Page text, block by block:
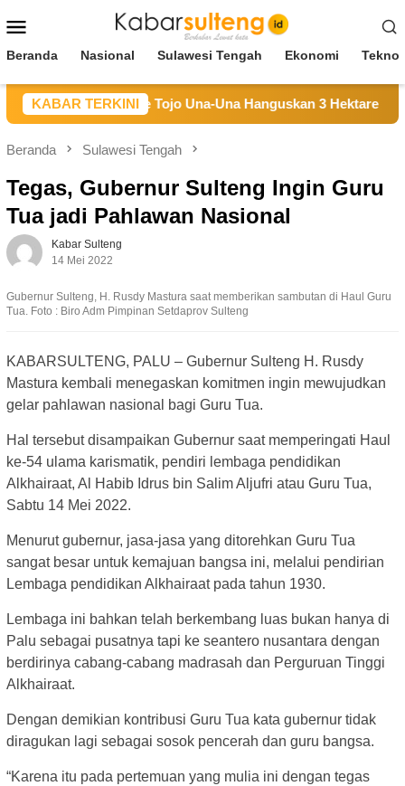
ke
Mobile
Beranda Nasional Sulawesi Tengah Ekonomi
KABAR TERKINI
Hutan di Longge Tojo Una-Una Hanguskan 3 Hektare Lahan
Beranda Sulawesi Tengah
Tegas, Gubernur Sulteng Ingin Guru
Tua jadi Pahlawan Nasional
Kabar Sulteng
14 Mei 2022
Gubernur Sulteng, H. Rusdy Mastura saat memberikan sambutan di Haul Guru
Tua. Foto : Biro Adm Pimpinan Setdaprov Sulteng
KABARSULTENG, PALU – Gubernur Sulteng H. Rusdy
Mastura kembali menegaskan komitmen ingin mewujudkan
gelar pahlawan nasional bagi Guru Tua.
Hal tersebut disampaikan Gubernur saat memperingati Haul
ke-54 ulama karismatik, pendiri lembaga pendidikan
Alkhairaat, Al Habib Idrus bin Salim Aljufri atau Guru Tua,
Sabtu 14 Mei 2022.
Menurut gubernur, jasa-jasa yang ditorehkan Guru Tua
sangat besar untuk kemajuan bangsa ini, melalui pendirian
Lembaga pendidikan Alkhairaat pada tahun 1930.
Lembaga ini bahkan telah berkembang luas bukan hanya di
Palu sebagai pusatnya tapi ke seantero nusantara dengan
berdirinya cabang-cabang madrasah dan Perguruan Tinggi
Alkhairaat.
Dengan demikian kontribusi Guru Tua kata gubernur tidak
diragukan lagi sebagai sosok pencerah dan guru bangsa.
“Karena itu pada pertemuan yang mulia ini dengan tegas